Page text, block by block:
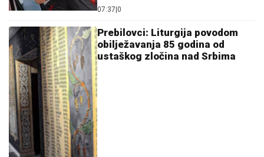
07:37 0
Prebilovci: Liturgija povodom
obilježavanja 85 godina od
ustaškog zločina nad Srbima